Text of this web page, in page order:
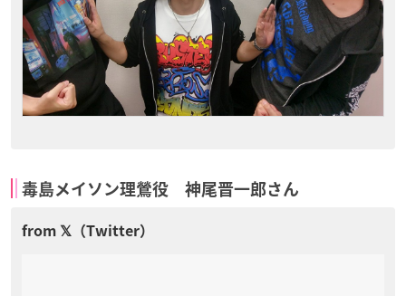
毒島メイソン理鶯役 神尾晋一郎さん